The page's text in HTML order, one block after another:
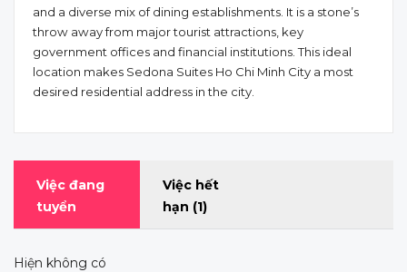
and a diverse mix of dining establishments. It is a stone’s
throw away from major tourist attractions, key
government offices and financial institutions. This ideal
location makes Sedona Suites Ho Chi Minh City a most
desired residential address in the city.
Việc đang
tuyển
Việc hết
hạn (1)
Hiện không có